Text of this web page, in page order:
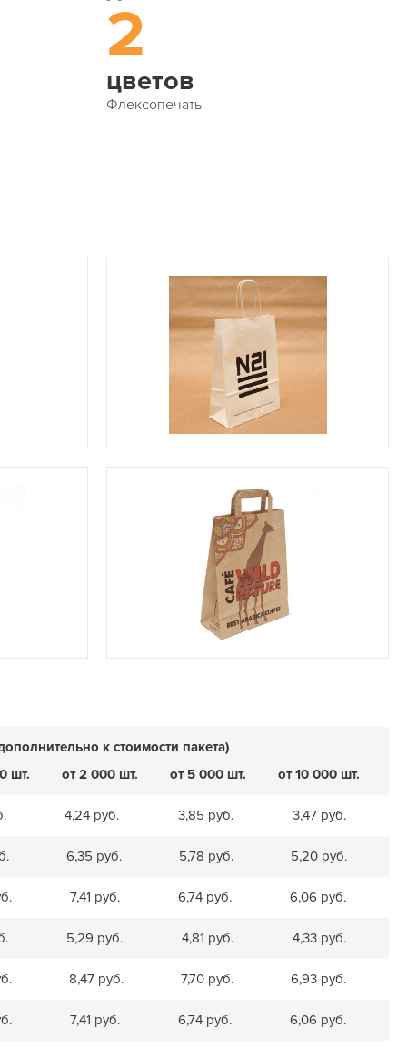
2
цветов
Флексопечать
к стоимости пакета)
шт. от 2 000 шт. от 5 000 шт. от 10 000 шт.
4,24 руб. 3,85 руб. 3,47 руб.
6,35 руб. 5,78 руб. 5,20 руб.
7,41 руб. 6,74 руб. 6,06 руб.
5,29 руб. 4,81 руб. 4,33 руб.
8,47 руб. 7,70 руб. 6,93 руб.
7,41 руб. 6,74 руб. 6,06 руб.